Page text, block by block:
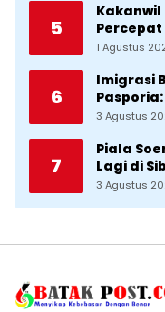
5
Kakanwil
Imigrasi
1 Agustus
6
Imigrasi
3 Agustus
7
Piala
Lagi di
3 Agustus